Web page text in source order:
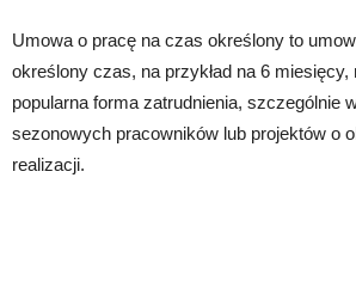
Umowa o pracę na czas określony to
określony czas, na przykład na 6 miesięcy,
popularna forma zatrudnienia, szczególnie
sezonowych pracowników lub projektów o
realizacji.